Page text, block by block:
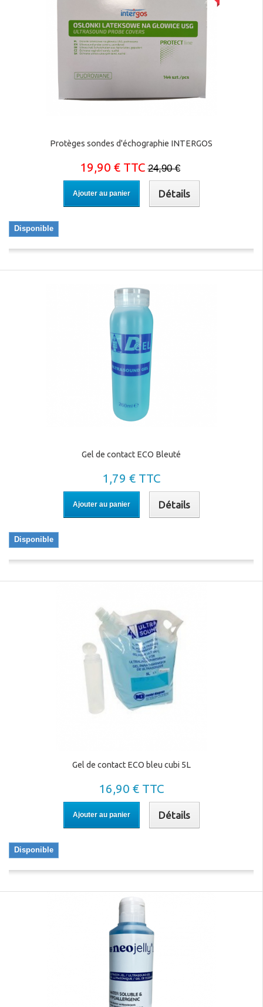
Protèges sondes d'échographie INTERGOS
19,90 € TTC 24,90 €
Ajouter au panier Détails
Disponible
Gel de contact ECO Bleuté
1,79 € TTC
Ajouter au panier Détails
Disponible
Gel de contact ECO bleu cubi 5L
16,90 € TTC
Ajouter au panier Détails
Disponible